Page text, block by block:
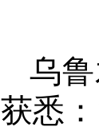
乌
获悉